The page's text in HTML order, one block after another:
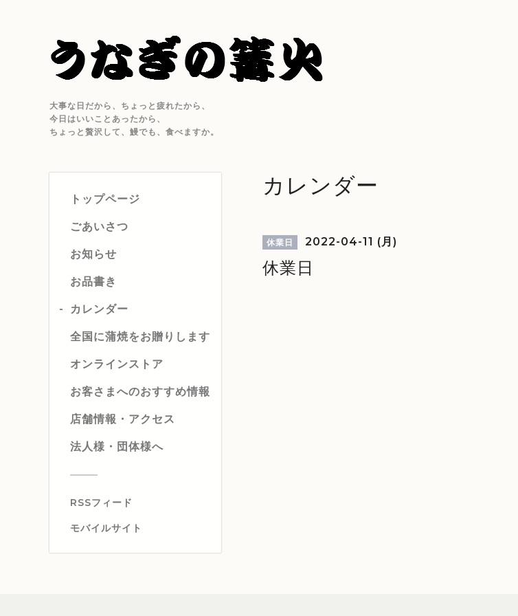
大事な日だから、ちょっと疲れたから、
今日はいいことあったから、
ちょっと贅沢して、鰻でも、食べますか。
トップページ
ごあいさつ
お知らせ
お品書き
カレンダー
全国に蒲焼をお贈りします
オンラインストア
お客さまへのおすすめ情報
店舗情報・アクセス
法人様・団体様へ
RSSフィード
モバイルサイト
カレンダー
休業日 2022-04-11 (月)
休業日